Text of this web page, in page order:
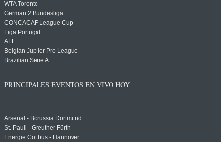
WTA Toronto
German 2 Bundesliga
CONCACAF League Cup
Liga Portugal
AFL
Belgian Jupiler Pro League
Brazilian Serie A
PRINCIPALES EVENTOS EN VIVO HOY
Arsenal - Borussia Dortmund
St. Pauli - Greuther Fürth
Energie Cottbus - Hannover